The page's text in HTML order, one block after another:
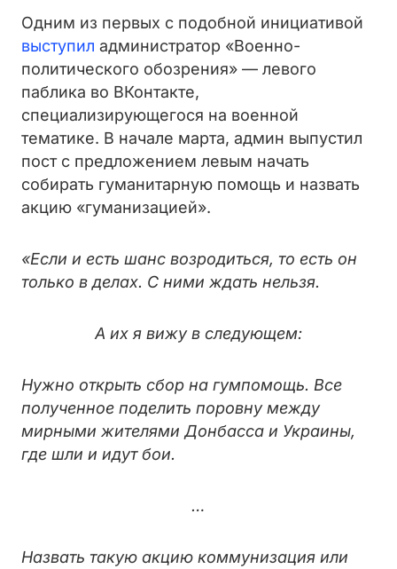
Одним из первых с подобной инициативой
выступил администратор «Военно-
политического обозрения» — левого
паблика во ВКонтакте,
специализирующегося на военной
тематике. В начале марта, админ выпустил
пост с предложением левым начать
собирать гуманитарную помощь и назвать
акцию «гуманизацией».
«Если и есть шанс возродиться, то есть он
только в делах. С ними ждать нельзя.
А их я вижу в следующем:
Нужно открыть сбор на гумпомощь. Все
полученное поделить поровну между
мирными жителями Донбасса и Украины,
где шли и идут бои.
…
Назвать такую акцию коммунизация или